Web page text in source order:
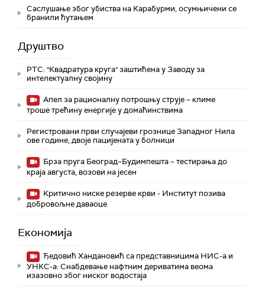
Саслушање због убиства на Карабурми, осумњичени се
бранили ћутањем
Друштво
РТС: "Квадратура круга" заштићена у Заводу за
интелектуалну својину
Апел за рационалну потрошњу струје – климе
троше трећину енергије у домаћинствима
Регистровани први случајеви грознице Западног Нила
ове године, двоје пацијената у болници
Брза пруга Београд–Будимпешта – тестирања до
краја августа, возови на јесен
Критично ниске резерве крви - Институт позива
добровољне даваоце
Економија
Ђедовић Хандановић са представницима НИС-а и
УНКС-а: Снабдевање нафтним дериватима веома
изазовно због ниског водостаја